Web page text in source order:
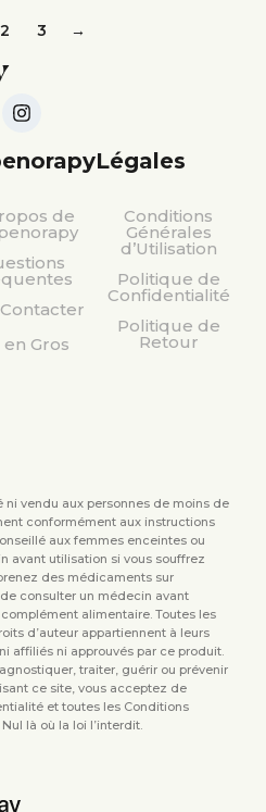
2 3 →
de
Gros
Légales
Conditions
Générales
d’Utilisation
Politique de
Confidentialité
Politique de
Retour
vendu aux personnes de moins de
conformément aux instructions
aux femmes enceintes ou
avant utilisation si vous souffrez
des médicaments sur
consulter un médecin avant
alimentaire. Toutes les
d’auteur appartiennent à leurs
affiliés ni approuvés par ce produit.
traiter, guérir ou prévenir
ce site, vous acceptez de
et toutes les Conditions
là où la loi l’interdit.